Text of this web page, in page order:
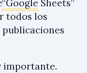
“Google Sheets”
todos los
importante.